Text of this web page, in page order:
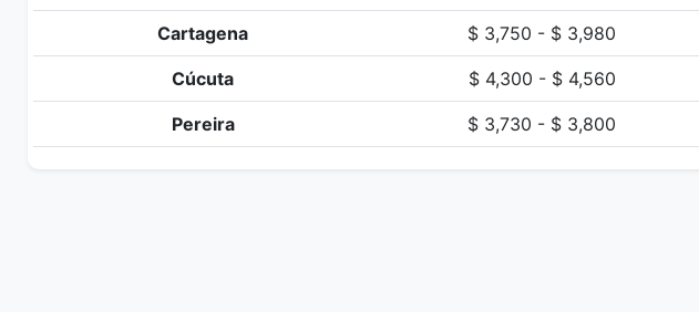
Cartagena $ 3,750 - $ 3,980
Cúcuta $ 4,300 - $ 4,560
Pereira $ 3,730 - $ 3,800